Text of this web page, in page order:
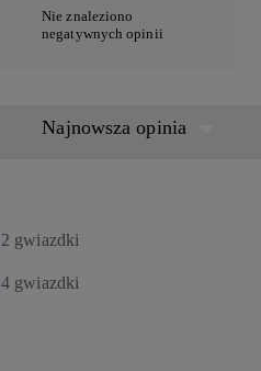
Nie znaleziono
negatywnych opinii
Najnowsza opinia
2 gwiazdki
4 gwiazdki